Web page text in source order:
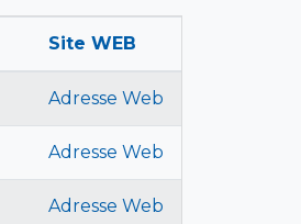
Site WEB
Adresse Web
Adresse Web
Adresse Web